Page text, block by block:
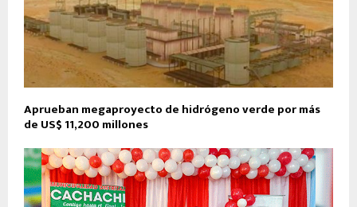
Aprueban megaproyecto de hidrógeno verde por más
de US$ 11,200 millones